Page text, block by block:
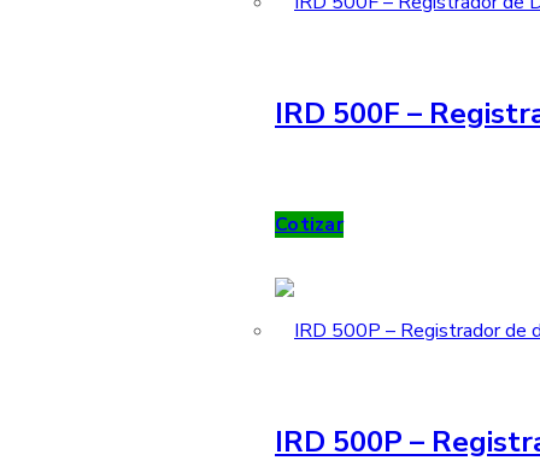
IRD 500F –
Cotizar
IRD 500P –